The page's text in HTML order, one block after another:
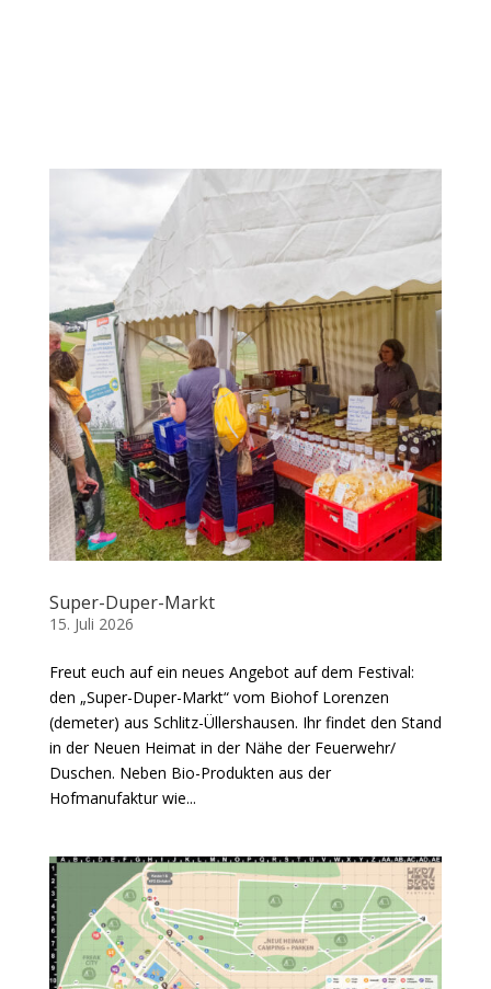
Super-Duper-Markt
15. Juli 2026
Freut euch auf ein neues Angebot auf dem Festival:
den „Super-Duper-Markt“ vom Biohof Lorenzen
(demeter) aus Schlitz-Üllershausen. Ihr findet den Stand
in der Neuen Heimat in der Nähe der Feuerwehr/
Duschen. Neben Bio-Produkten aus der
Hofmanufaktur wie...